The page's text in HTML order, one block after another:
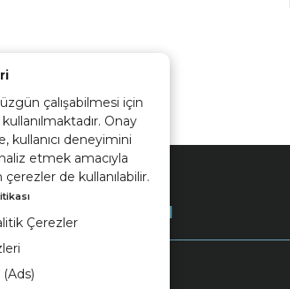
çalışabilmesi için
Onay
kullanıcı deneyimini
etmek amacıyla
de kullanılabilir.
Çerezler
(Ads)
Kurumsal